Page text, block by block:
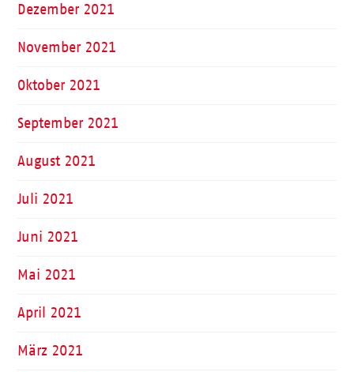
Dezember 2021
November 2021
Oktober 2021
September 2021
August 2021
Juli 2021
Juni 2021
Mai 2021
April 2021
März 2021